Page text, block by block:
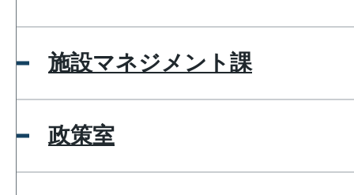
施設マネジメント課
政策室